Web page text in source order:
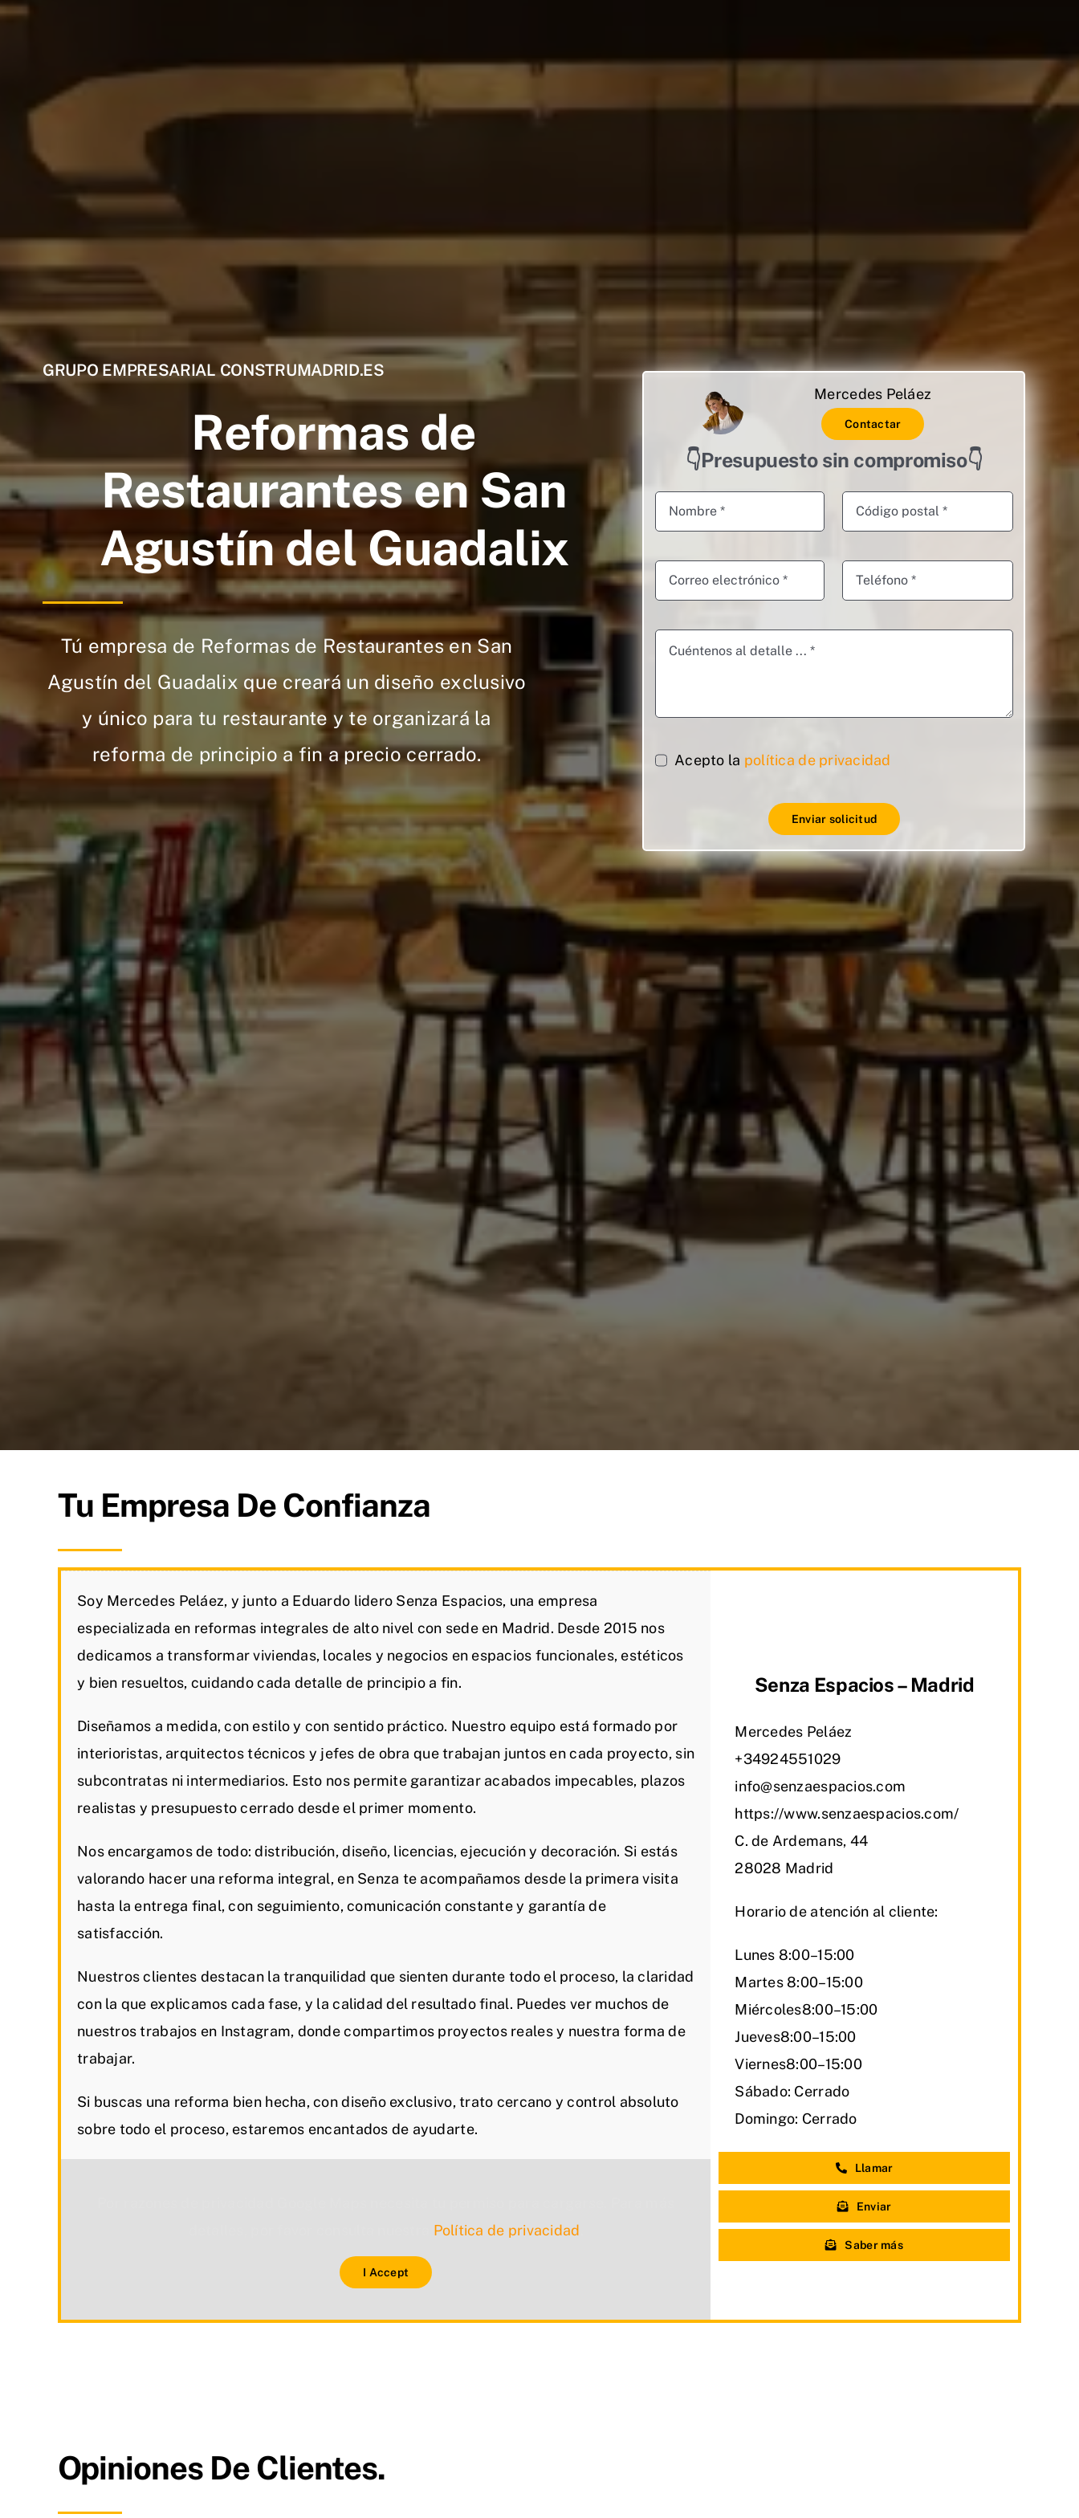
GRUPO EMPRESARIAL CONSTRUMADRID.ES
Reformas de
Restaurantes en San
Agustín del Guadalix
Tú empresa de Reformas de Restaurantes en San
Agustín del Guadalix que creará un diseño exclusivo
y único para tu restaurante y te organizará la
reforma de principio a fin a precio cerrado.
Mercedes Peláez
Contactar
👇Presupuesto sin compromiso👇
Acepto la política de privacidad
Enviar solicitud
Tu Empresa De Confianza
Soy Mercedes Peláez, y junto a Eduardo lidero Senza Espacios, una empresa
especializada en reformas integrales de alto nivel con sede en Madrid. Desde 2015 nos
dedicamos a transformar viviendas, locales y negocios en espacios funcionales, estéticos
y bien resueltos, cuidando cada detalle de principio a fin.
Diseñamos a medida, con estilo y con sentido práctico. Nuestro equipo está formado por
interioristas, arquitectos técnicos y jefes de obra que trabajan juntos en cada proyecto, sin
subcontratas ni intermediarios. Esto nos permite garantizar acabados impecables, plazos
realistas y presupuesto cerrado desde el primer momento.
Nos encargamos de todo: distribución, diseño, licencias, ejecución y decoración. Si estás
valorando hacer una reforma integral, en Senza te acompañamos desde la primera visita
hasta la entrega final, con seguimiento, comunicación constante y garantía de
satisfacción.
Nuestros clientes destacan la tranquilidad que sienten durante todo el proceso, la claridad
con la que explicamos cada fase, y la calidad del resultado final. Puedes ver muchos de
nuestros trabajos en Instagram, donde compartimos proyectos reales y nuestra forma de
trabajar.
Si buscas una reforma bien hecha, con diseño exclusivo, trato cercano y control absoluto
sobre todo el proceso, estaremos encantados de ayudarte.
Política de privacidad
I Accept
Senza Espacios – Madrid
Mercedes Peláez
+34924551029
info@senzaespacios.com
https://www.senzaespacios.com/
C. de Ardemans, 44
28028 Madrid
Horario de atención al cliente:
Lunes 8:00–15:00
Martes 8:00–15:00
Miércoles8:00–15:00
Jueves8:00–15:00
Viernes8:00–15:00
Sábado: Cerrado
Domingo: Cerrado
Llamar
Enviar
Saber más
Opiniones De Clientes.